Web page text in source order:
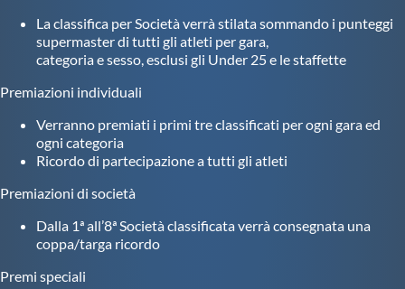
La classifica per Società verrà stilata sommando i punteggi
supermaster di tutti gli atleti per gara,
categoria e sesso, esclusi gli Under 25 e le staffette
Premiazioni individuali
Verranno premiati i primi tre classificati per ogni gara ed
ogni categoria
Ricordo di partecipazione a tutti gli atleti
Premiazioni di società
Dalla 1ª all’8ª Società classificata verrà consegnata una
coppa/targa ricordo
Premi speciali